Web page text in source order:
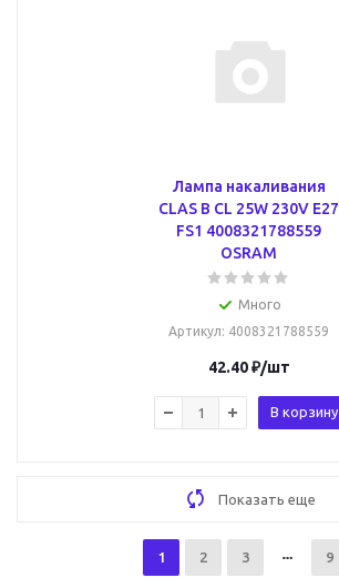
Лампа накаливания
CLAS B CL 25W 230V E27
FS1 4008321788559
OSRAM
Много
Артикул: 4008321788559
42.40₽/шт
В корзину
Показать еще
1 2 3 9